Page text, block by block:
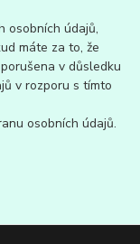
osobních údajů,
máte za to, že
v důsledku
v rozporu s tímto
osobních údajů.